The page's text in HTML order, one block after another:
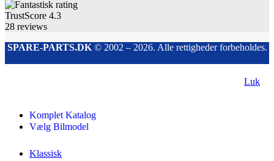
TrustScore 4.3
28 reviews
SPARE-PARTS.DK© 2002 – 2026. Alle rettigheder forbeholdes.
Luk
Komplet Katalog
Vælg Bilmodel
Klassisk